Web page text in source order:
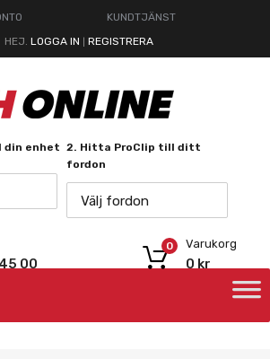
KUNDTJÄNST
HEJ. LOGGA IN REGISTRERA
din enhet 2. Hitta ProClip till ditt
fordon
Välj fordon
00
Varukorg
0 kr
0